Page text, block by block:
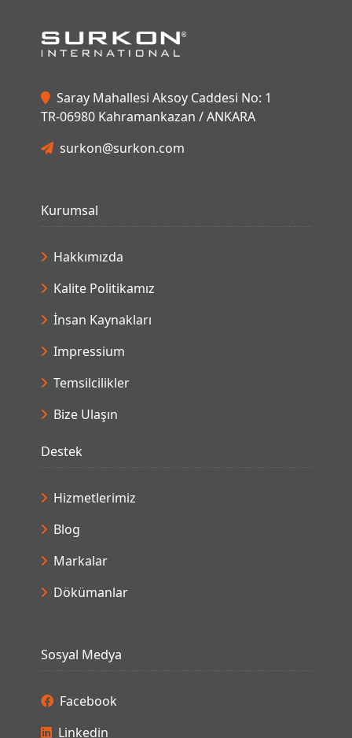
Saray Mahallesi Aksoy Caddesi No: 1
TR-06980 Kahramankazan / ANKARA
surkon@surkon.com
Kurumsal
Hakkımızda
Kalite Politikamız
İnsan Kaynakları
Impressium
Temsilcilikler
Bize Ulaşın
Destek
Hizmetlerimiz
Blog
Markalar
Dökümanlar
Sosyal Medya
Facebook
Linkedin